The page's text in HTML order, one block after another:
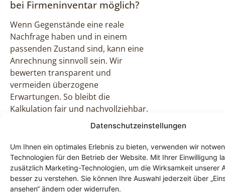
Datenschutzeinstellungen
Um Ihnen ein optimales Erlebnis zu bieten, verwenden wir
Technologien für den Betrieb der Website. Mit Ihrer Einwilligung
zusätzlich Marketing-Technologien, um die Wirksamkeit unserer
besser zu verstehen. Sie können Ihre Auswahl jederzeit über
ansehen“ ändern oder widerrufen.
bei Firmeninventar möglich?
Wenn Gegenstände eine reale
Nachfrage haben und in einem
passenden Zustand sind, kann eine
Anrechnung sinnvoll sein. Wir
bewerten transparent und
vermeiden überzogene
Erwartungen. So bleibt die
Kalkulation fair und nachvollziehbar.
Wie schnell lässt sich ein
Standort am Tegernsee
räumen?
Nach der Besichtigung können wir
den Umfang in der Regel gut